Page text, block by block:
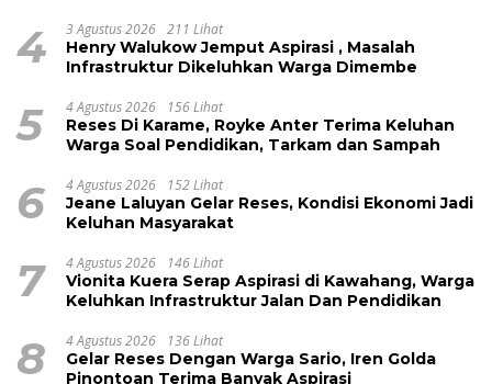
4 3 Agustus 2026 211 Lihat
Henry Walukow Jemput Aspirasi , Masalah
Infrastruktur Dikeluhkan Warga Dimembe
5 4 Agustus 2026 156 Lihat
Reses Di Karame, Royke Anter Terima Keluhan
Warga Soal Pendidikan, Tarkam dan Sampah
6 4 Agustus 2026 152 Lihat
Jeane Laluyan Gelar Reses, Kondisi Ekonomi Jadi
Keluhan Masyarakat
7 4 Agustus 2026 146 Lihat
Vionita Kuera Serap Aspirasi di Kawahang, Warga
Keluhkan Infrastruktur Jalan Dan Pendidikan
8 4 Agustus 2026 136 Lihat
Gelar Reses Dengan Warga Sario, Iren Golda
Pinontoan Terima Banyak Aspirasi